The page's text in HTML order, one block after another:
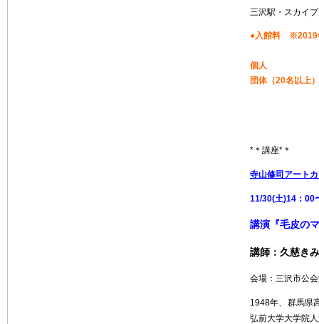
三沢駅・スカイ
●入館料 ※2019
個
団体（20名以上
*＊講座*＊
寺山修司アート
11/30(土)14：
講演『毛皮の
講師：久慈き
会場：三沢市公
1948年、群馬県
弘前大学大学院